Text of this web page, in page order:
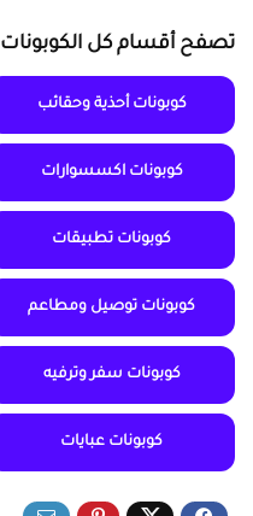
تصفح أقسام كل الكوبونات
كوبونات أحذية وحقائب
كوبونات اكسسوارات
كوبونات تطبيقات
كوبونات توصيل ومطاعم
كوبونات سفر وترفيه
كوبونات عبايات